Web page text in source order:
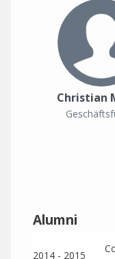
Christian
Alumni
2014 - 2015